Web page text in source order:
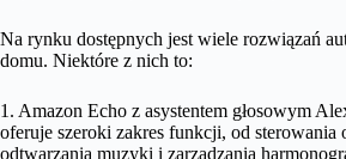
Na rynku dostępnych jest wiele rozwiązań
domu. Niektóre z nich to:
1. Amazon Echo z asystentem głosowym
oferuje szeroki zakres funkcji, od sterowania
odtwarzania muzyki i zarządzania